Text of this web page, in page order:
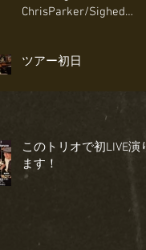
ChrisParker/Sighed
High Enough
ツアー初日
このトリオで初LIVE演り
ます！